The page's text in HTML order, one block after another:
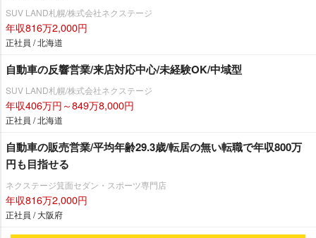
SUV LAND札幌/株式会社ネクステージ
年収816万2,000円
正社員 / 北海道
自動車の反響営業/来店対応中心/未経験OK/中域型
SUV LAND札幌/株式会社ネクステージ
年収406万円～849万8,000円
正社員 / 北海道
自動車の販売営業/平均年齢29.3歳/転居の無い転職で年収800万
円も目指せる
ネクステージ箕面セダン・スポーツ専門店
年収816万2,000円
正社員 / 大阪府